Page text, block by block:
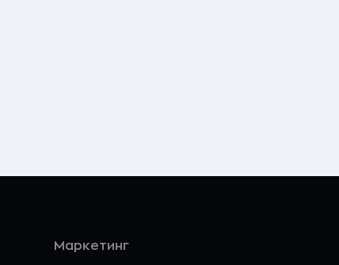
Маркетинг